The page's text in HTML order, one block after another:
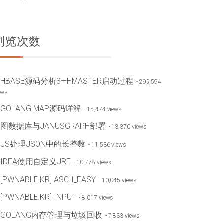
览次数
HBASE源码分析3—HMASTER启动过程 - 295,594
GOLANG MAP源码详解 - 15,474 views
图数据库与JANUSGRAPH部署 - 13,370 views
JS处理JSON中的长整数 - 11,536 views
IDEA使用自定义JRE - 10,778 views
[PWNABLE.KR] ASCII_EASY - 10,045 views
[PWNABLE.KR] INPUT - 8,017 views
GOLANG内存管理与垃圾回收 - 7,833 views